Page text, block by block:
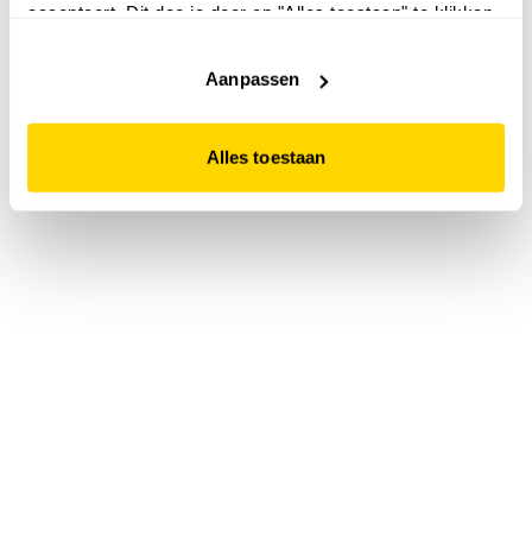
accepteert. Dit doe je door op "Alles toestaan" te klikken.
website niet optimaal functioneert.
Aanpassen
Alles toestaan